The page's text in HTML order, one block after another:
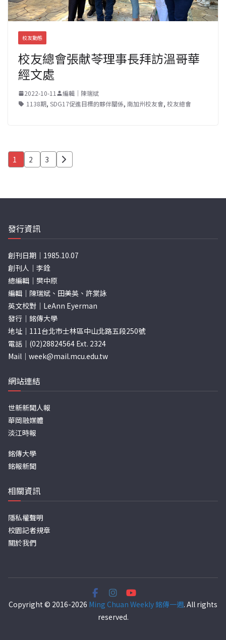
校友動態
校友總會張献苓理事長拜訪溫哥華
經文處
2022-10-11
編輯｜陳瑞斌
1138期, SDG17促進目標的夥伴關係, 南加州校友會, 校友總會
文
分
頁
1 2 3
發行資訊
創刊日期｜1985.10.07
創刊人｜李銓
總編輯｜樊中原
編輯｜陳瑞斌、田美英、許棠詠
英文校對｜LeAnn Eyerman
發行｜銘傳大學
地址｜111台北市士林區中山北路五段250號
電話｜(02)28824564 Ext. 2324
Mail｜ week@mail.mcu.edu.tw
網站連結
世新新聞人報
華岡融媒體
淡江時報
銘傳大學
銘報新聞
相關資訊
隱私權聲明
校園記者規章
關於我們
Copyright © 2016-2026 Ming Chuan Weekly 銘傳一週. All rights
reserved.